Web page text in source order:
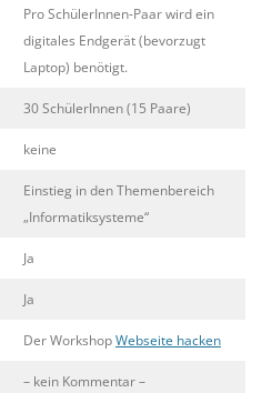
Pro SchülerInnen-Paar wird ein
digitales Endgerät (bevorzugt
Laptop) benötigt.
30 SchülerInnen (15 Paare)
keine
Einstieg in den Themenbereich
„Informatiksysteme“
Ja
Ja
Der WorkshopWebseite hacken
– kein Kommentar –